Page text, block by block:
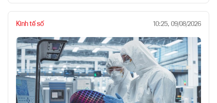
Kinh tế số 10:25, 09/08/2026